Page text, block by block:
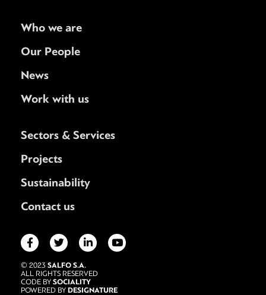
Who we are
Our People
News
Work with us
Sectors & Services
Projects
Sustainability
Contact us
© 2023 SALFO S.A.
ALL RIGHTS RESERVED
CODE BY SOCIALITY
POWERED BY DESIGNATURE